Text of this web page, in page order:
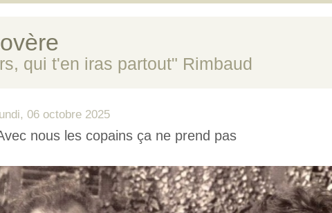
qui t'en iras partout" Rimbaud
06 octobre 2025
nous les copains ça ne prend pas